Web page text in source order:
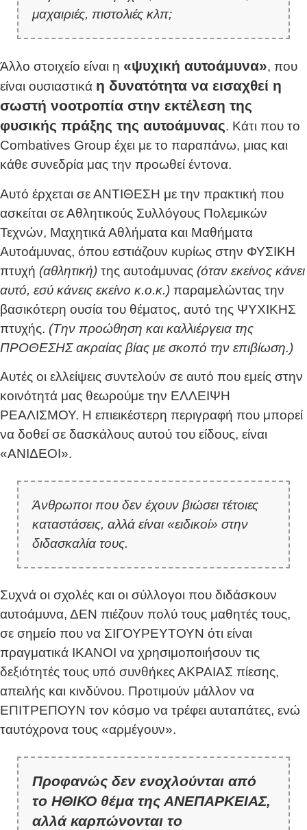
μαχαιριές, πιστολιές κλπ;
Άλλο στοιχείο είναι η «ψυχική αυτοάμυνα», που
είναι ουσιαστικά η δυνατότητα να εισαχθεί η
σωστή νοοτροπία στην εκτέλεση της
φυσικής πράξης της αυτοάμυνας. Κάτι που το
Combatives Group έχει με το παραπάνω, μιας και
κάθε συνεδρία μας την προωθεί έντονα.
Αυτό έρχεται σε ΑΝΤΙΘΕΣΗ με την πρακτική που
ασκείται σε Αθλητικούς Συλλόγους Πολεμικών
Τεχνών, Μαχητικά Αθλήματα και Μαθήματα
Αυτοάμυνας, όπου εστιάζουν κυρίως στην ΦΥΣΙΚΗ
πτυχή (αθλητική) της αυτοάμυνας (όταν εκείνος κάνει
αυτό, εσύ κάνεις εκείνο κ.ο.κ.) παραμελώντας την
βασικότερη ουσία του θέματος, αυτό της ΨΥΧΙΚΗΣ
πτυχής. (Tην προώθηση και καλλιέργεια της
ΠΡΟΘΕΣΗΣ ακραίας βίας με σκοπό την επιβίωση.)
Αυτές οι ελλείψεις συντελούν σε αυτό που εμείς στην
κοινότητά μας θεωρούμε την ΕΛΛΕΙΨΗ
ΡΕΑΛΙΣΜΟΥ. Η επιεικέστερη περιγραφή που μπορεί
να δοθεί σε δασκάλους αυτού του είδους, είναι
«ΑΝΙΔΕΟΙ».
Άνθρωποι που δεν έχουν βιώσει τέτοιες
καταστάσεις, αλλά είναι «ειδικοί» στην
διδασκαλία τους.
Συχνά οι σχολές και οι σύλλογοι που διδάσκουν
αυτοάμυνα, ΔΕΝ πιέζουν πολύ τους μαθητές τους,
σε σημείο που να ΣΙΓΟΥΡΕΥΤΟΥΝ ότι είναι
πραγματικά ΙΚΑΝΟΙ να χρησιμοποιήσουν τις
δεξιότητές τους υπό συνθήκες ΑΚΡΑΙΑΣ πίεσης,
απειλής και κινδύνου. Προτιμούν μάλλον να
ΕΠΙΤΡΕΠΟΥΝ τον κόσμο να τρέφει αυταπάτες, ενώ
ταυτόχρονα τους «αρμέγουν».
Προφανώς δεν ενοχλούνται από
το ΗΘΙΚΟ θέμα της ΑΝΕΠΑΡΚΕΙΑΣ,
αλλά καρπώνονται το